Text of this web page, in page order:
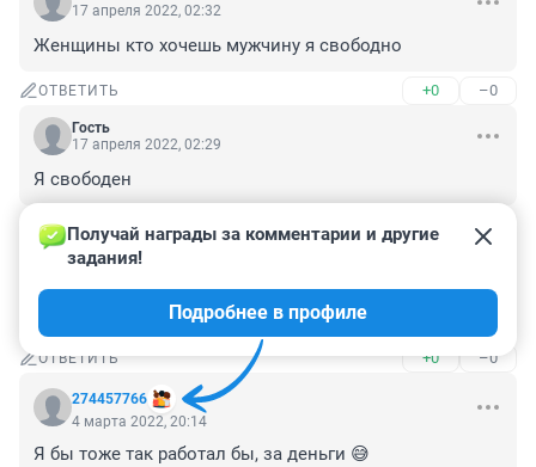
17 апреля 2022, 02:32
Женщины кто хочешь мужчину я свободно
ОТВЕТИТЬ +0 –0
Гость
17 апреля 2022, 02:29
Я свободен
ОТВЕТИТЬ –0
Гость
ОТВЕТИТЬ +0 –0
274457766
Получай награды за комментарии и другие
задания!
Подробнее в профиле
4 марта 2022, 20:14
Я бы тоже так работал бы, за деньги 😅